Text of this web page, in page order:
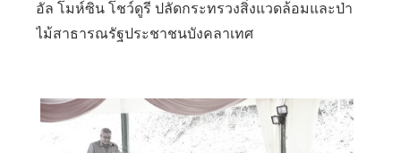
อัล โมห์ซิน โชว์ดูรี ปลัดกระทรวงสิ่งแวดล้อมและป่า
ไม้สาธารณรัฐประชาชนบังคลาเทศ